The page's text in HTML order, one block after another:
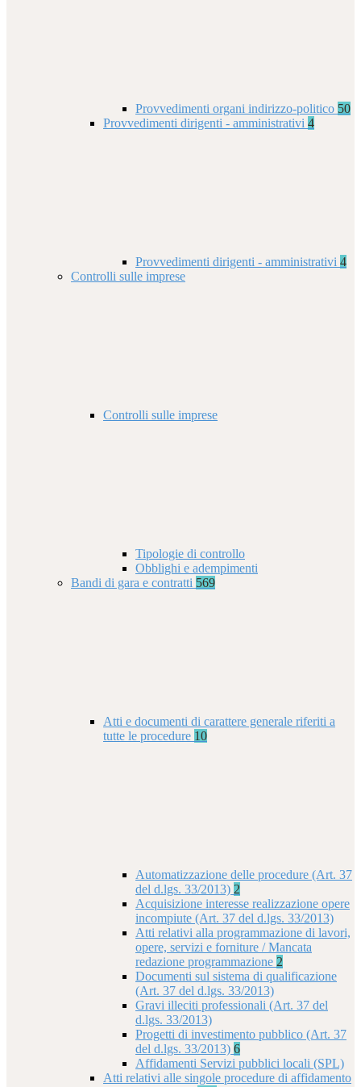
Provvedimenti organi indirizzo-politico 50
Provvedimenti dirigenti - amministrativi 4
Provvedimenti dirigenti - amministrativi 4
Controlli sulle imprese
Controlli sulle imprese
Tipologie di controllo
Obblighi e adempimenti
Bandi di gara e contratti 569
Atti e documenti di carattere generale riferiti a
tutte le procedure 10
Automatizzazione delle procedure (Art. 37
del d.lgs. 33/2013) 2
Acquisizione interesse realizzazione opere
incompiute (Art. 37 del d.lgs. 33/2013)
Atti relativi alla programmazione di lavori,
opere, servizi e forniture / Mancata
redazione programmazione 2
Documenti sul sistema di qualificazione
(Art. 37 del d.lgs. 33/2013)
Gravi illeciti professionali (Art. 37 del
d.lgs. 33/2013)
Progetti di investimento pubblico (Art. 37
del d.lgs. 33/2013) 6
Affidamenti Servizi pubblici locali (SPL)
Atti relativi alle singole procedure di affidamento